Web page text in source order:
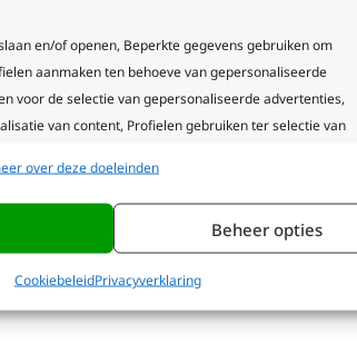
en/of openen, Beperkte gegevens gebruiken om
aanmaken ten behoeve van gepersonaliseerde
voor de selectie van gepersonaliseerde advertenties,
van content, Profielen gebruiken ter selectie van
met elkaar matchen en combineren,
over deze doeleinden
Beheer opties
CookiebeleidPrivacyverklaring